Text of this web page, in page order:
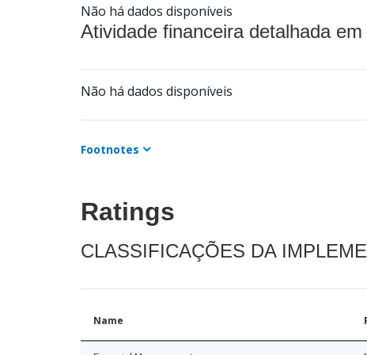
Não há dados disponíveis
Atividade financeira detalhada
Não há dados disponíveis
Footnotes
Ratings
CLASSIFICAÇÕES DA
Name